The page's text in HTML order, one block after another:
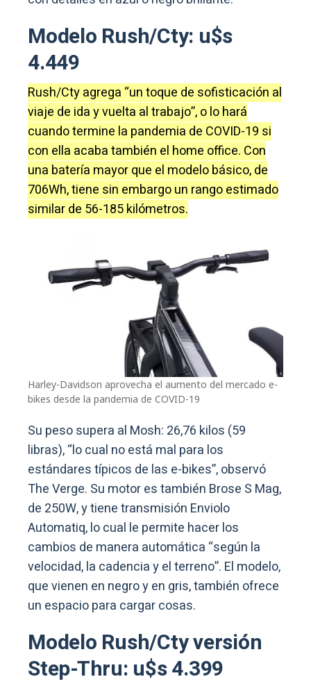
Modelo Rush/Cty: u$s
4.449
Rush/Cty agrega “un toque de sofisticación al
viaje de ida y vuelta al trabajo”, o lo hará
cuando termine la pandemia de COVID-19 si
con ella acaba también el home office. Con
una batería mayor que el modelo básico, de
706Wh, tiene sin embargo un rango estimado
similar de 56-185 kilómetros.
Harley-Davidson aprovecha el aumento del mercado e-
bikes desde la pandemia de COVID-19
Su peso supera al Mosh: 26,76 kilos (59
libras), “lo cual no está mal para los
estándares típicos de las e-bikes”, observó
The Verge. Su motor es también Brose S Mag,
de 250W, y tiene transmisión Enviolo
Automatiq, lo cual le permite hacer los
cambios de manera automática “según la
velocidad, la cadencia y el terreno”. El modelo,
que vienen en negro y en gris, también ofrece
un espacio para cargar cosas.
Modelo Rush/Cty versión
Step-Thru: u$s 4.399